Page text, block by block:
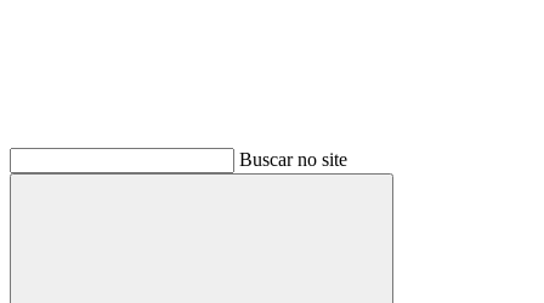
Buscar no site